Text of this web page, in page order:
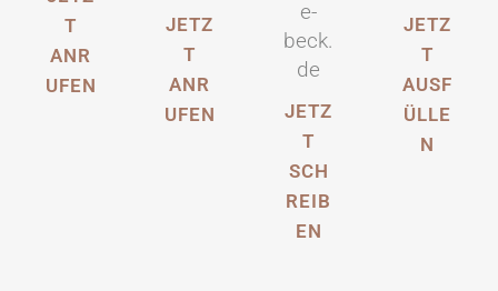
T
ANR
UFEN
JETZ
T
ANR
UFEN
e-
beck.
de
JETZ
T
SCH
REIB
EN
JETZ
T
AUSF
ÜLLE
N